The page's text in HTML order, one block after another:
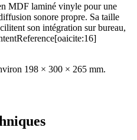
MDF laminé vinyle pour une
sonore propre. Sa taille
son intégration sur bureau,
198 × 300 × 265 mm.